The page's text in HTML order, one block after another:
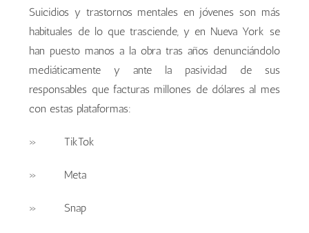
Suicidios y trastornos mentales en jóvenes son más
habituales de lo que trasciende, y en Nueva York se
han puesto manos a la obra tras años denunciándolo
mediáticamente y ante la pasividad de sus
responsables que facturas millones de dólares al mes
con estas plataformas:
» TikTok
» Meta
» Snap